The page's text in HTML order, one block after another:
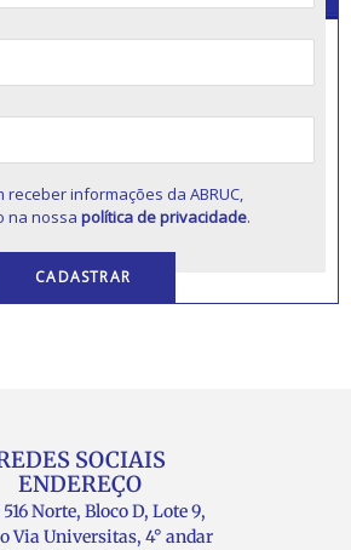
receber informações da ABRUC,
na nossapolítica de privacidade.
SOCIAIS
ENDEREÇO
516 Norte, Bloco D, Lote 9,
Via Universitas, 4° andar